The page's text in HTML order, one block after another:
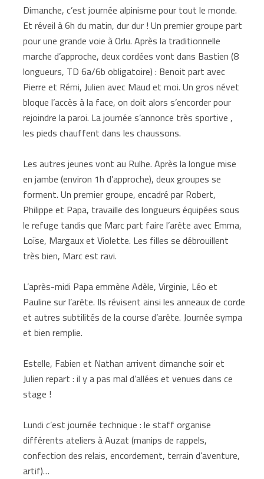
Dimanche, c’est journée alpinisme pour tout le monde.
Et réveil à 6h du matin, dur dur ! Un premier groupe part
pour une grande voie à Orlu. Après la traditionnelle
marche d’approche, deux cordées vont dans Bastien (8
longueurs, TD 6a/6b obligatoire) : Benoit part avec
Pierre et Rémi, Julien avec Maud et moi. Un gros névet
bloque l’accès à la face, on doit alors s’encorder pour
rejoindre la paroi. La journée s’annonce très sportive ,
les pieds chauffent dans les chaussons.
Les autres jeunes vont au Rulhe. Après la longue mise
en jambe (environ 1h d’approche), deux groupes se
forment. Un premier groupe, encadré par Robert,
Philippe et Papa, travaille des longueurs équipées sous
le refuge tandis que Marc part faire l’arête avec Emma,
Loïse, Margaux et Violette. Les filles se débrouillent
très bien, Marc est ravi.
L’après-midi Papa emmène Adèle, Virginie, Léo et
Pauline sur l’arête. Ils révisent ainsi les anneaux de corde
et autres subtilités de la course d’arête. Journée sympa
et bien remplie.
Estelle, Fabien et Nathan arrivent dimanche soir et
Julien repart : il y a pas mal d’allées et venues dans ce
stage !
Lundi c’est journée technique : le staff organise
différents ateliers à Auzat (manips de rappels,
confection des relais, encordement, terrain d’aventure,
artif)…